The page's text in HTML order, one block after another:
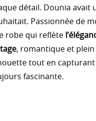
détail. Dounia avait
Passionnée de
robe qui reflète
, romantique et
tout en capturant
fascinante.